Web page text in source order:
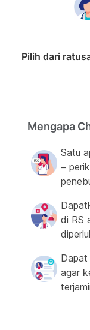
Pilih dari
Mengapa
Satu
–
di RS
Dapat
agar